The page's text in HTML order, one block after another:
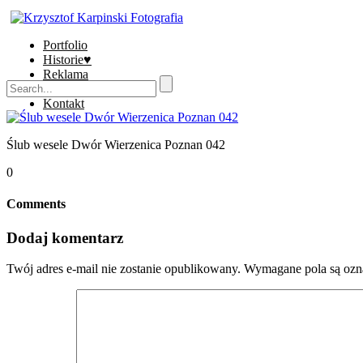
Portfolio
Historie♥
Reklama
Sklep
Kontakt
Ślub wesele Dwór Wierzenica Poznan 042
0
Comments
Dodaj komentarz
Twój adres e-mail nie zostanie opublikowany. Wymagane pola są